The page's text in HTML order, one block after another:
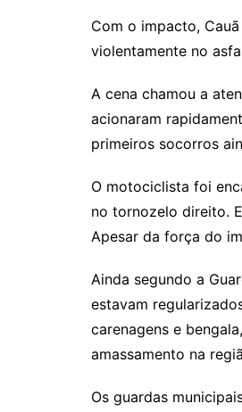
Com o impacto,
violentamente no
A cena chamou a
acionaram
primeiros socorros
O motociclista foi
no tornozelo direito.
Apesar da força do
Ainda segundo a
estavam
carenagens e
amassamento na
Os guardas